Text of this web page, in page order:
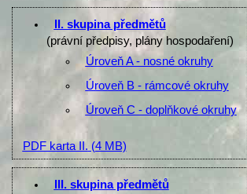
II. skupina předmětů
(právní předpisy, plány hospodaření)
Úroveň A - nosné okruhy
Úroveň B - rámcové okruhy
Úroveň C - doplňkové okruhy
PDF karta II. (4 MB)
III. skupina předmětů